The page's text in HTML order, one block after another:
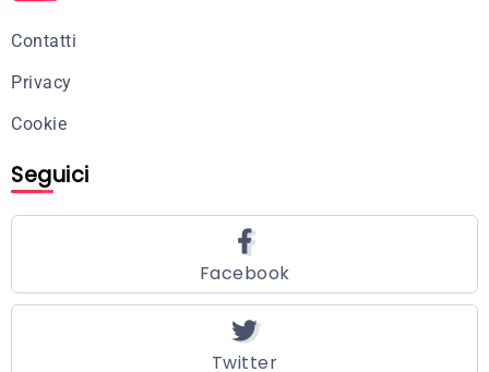
Contatti
Privacy
Cookie
Seguici
Facebook
Twitter